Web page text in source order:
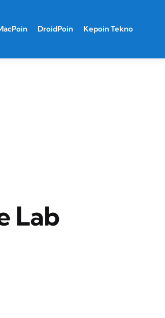
DroidPoin Kepoin Tekno
Lab